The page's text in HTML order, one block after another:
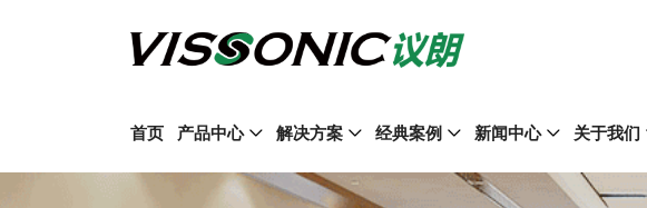
首页 产品中心 解决方案 经典案例 新闻中心 关于我们